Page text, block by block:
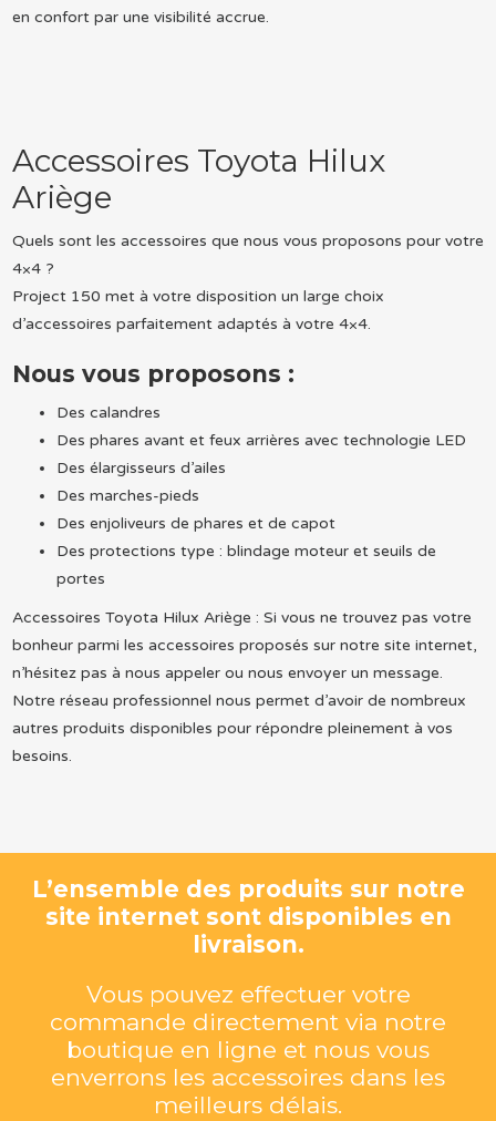
en confort par une visibilité accrue.
Accessoires Toyota Hilux
Ariège
Quels sont les accessoires que nous vous proposons pour votre
4×4 ?
Project 150 met à votre disposition un large choix
d’accessoires parfaitement adaptés à votre 4×4.
Nous vous proposons :
Des calandres
Des phares avant et feux arrières avec technologie LED
Des élargisseurs d’ailes
Des marches-pieds
Des enjoliveurs de phares et de capot
Des protections type : blindage moteur et seuils de
portes
Accessoires Toyota Hilux Ariège : Si vous ne trouvez pas votre
bonheur parmi les accessoires proposés sur notre site internet,
n’hésitez pas à nous appeler ou nous envoyer un message.
Notre réseau professionnel nous permet d’avoir de nombreux
autres produits disponibles pour répondre pleinement à vos
besoins.
L’ensemble des produits sur notre
site internet sont disponibles en
livraison.
Vous pouvez effectuer votre
commande directement via notre
boutique en ligne et nous vous
enverrons les accessoires dans les
meilleurs délais.